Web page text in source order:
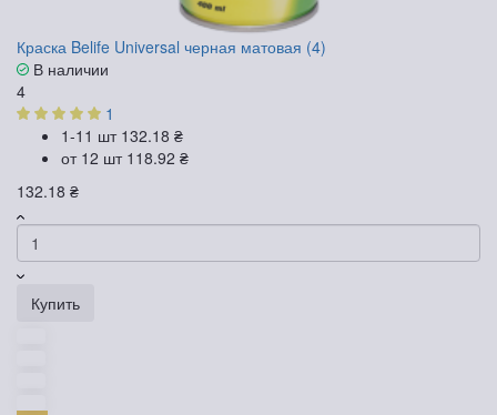
Краска Belife Universal черная матовая (4)
В наличии
4
1
1-11 шт 132.18 ₴
от 12 шт 118.92 ₴
132.18 ₴
Купить